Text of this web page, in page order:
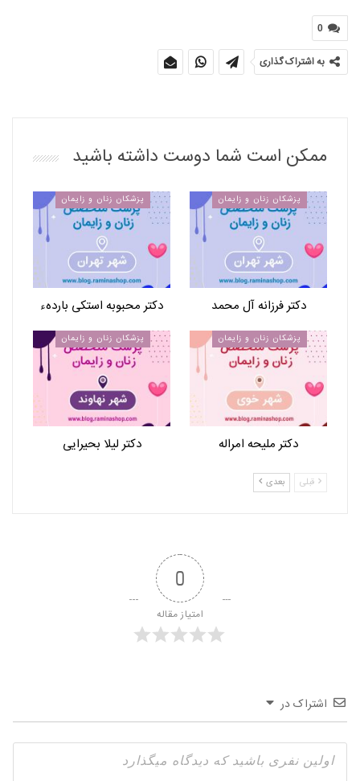
0
به اشتراک گذاری
ممکن است شما دوست داشته باشید
پزشکان زنان و زایمان
دکتر فرزانه آل محمد
پزشکان زنان و زایمان
دکتر محبوبه استکی باردهء
پزشکان زنان و زایمان
دکتر ملیحه امراله
پزشکان زنان و زایمان
دکتر لیلا بحیرایی
قبلی بعدی
0
امتیاز مقاله
اشتراک در